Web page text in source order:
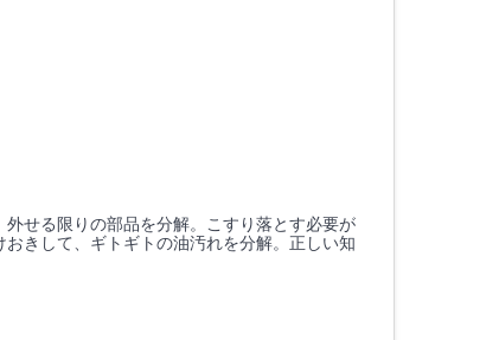
せる限りの部品を分解。こすり落とす必要が
きして、ギトギトの油汚れを分解。正しい知